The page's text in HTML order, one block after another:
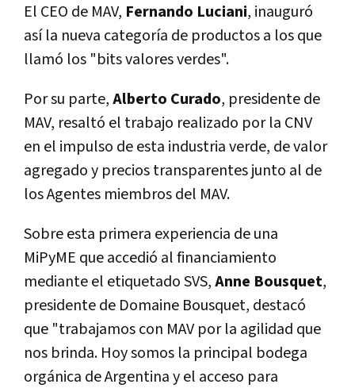
El CEO de MAV, Fernando Luciani, inauguró
así la nueva categoría de productos a los que
llamó los "bits valores verdes".
Por su parte,Alberto Curado, presidente de
MAV, resaltó el trabajo realizado por la CNV
en el impulso de esta industria verde, de valor
agregado y precios transparentes junto al de
los Agentes miembros del MAV.
Sobre esta primera experiencia de una
MiPyME que accedió al financiamiento
mediante el etiquetado SVS,Anne Bousquet,
presidente de Domaine Bousquet, destacó
que "trabajamos con MAV por la agilidad que
nos brinda. Hoy somos la principal bodega
orgánica de Argentina y el acceso para